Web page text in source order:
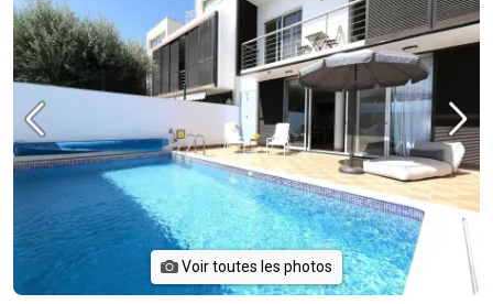
Voir toutes les photos